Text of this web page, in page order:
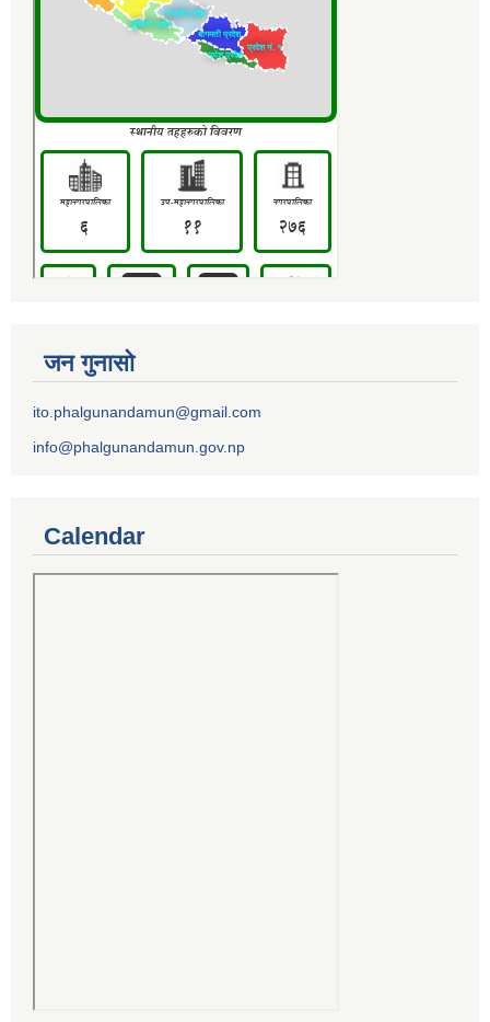
जन गुनासो
ito.phalgunandamun@gmail.com
info@phalgunandamun.gov.np
Calendar